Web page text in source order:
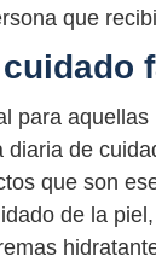
que
para
diaria de
que son
de la